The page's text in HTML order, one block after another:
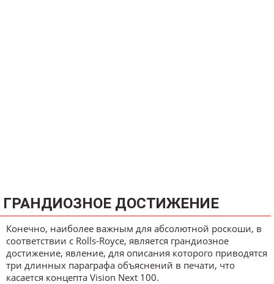
ГРАНДИОЗНОЕ ДОСТИЖЕНИЕ
Конечно, наиболее важным для абсолютной роскоши, в
соответствии с Rolls-Royce, является грандиозное
достижение, явление, для описания которого приводятся
три длинных параграфа объяснений в печати, что
касается концепта Vision Next 100.